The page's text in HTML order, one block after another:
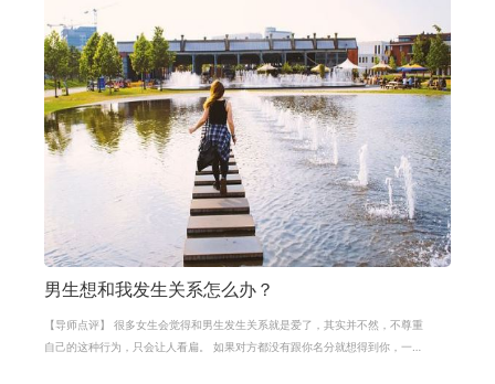
男生想和我发生关系怎么办？
【导师点评】 很多女生会觉得和男生发生关系就是爱了，其实并不然，不尊重
自己的这种行为，只会让人看扁。 如果对方都没有跟你名分就想得到你，一定